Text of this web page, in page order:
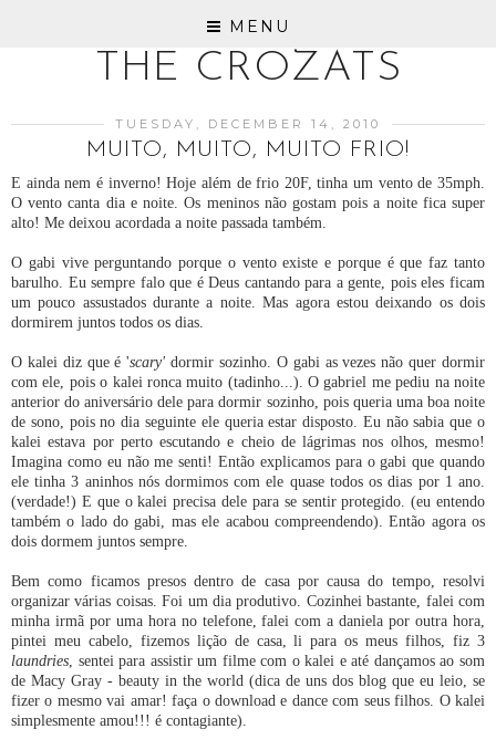
MENU
THE CROZATS
TUESDAY, DECEMBER 14, 2010
MUITO, MUITO, MUITO FRIO!
E ainda nem é inverno! Hoje além de frio 20F, tinha um vento de 35mph.
O vento canta dia e noite. Os meninos não gostam pois a noite fica super
alto! Me deixou acordada a noite passada também.
O gabi vive perguntando porque o vento existe e porque é que faz tanto
barulho. Eu sempre falo que é Deus cantando para a gente, pois eles ficam
um pouco assustados durante a noite. Mas agora estou deixando os dois
dormirem juntos todos os dias.
O kalei diz que é 'scary' dormir sozinho. O gabi as vezes não quer dormir
com ele, pois o kalei ronca muito (tadinho...). O gabriel me pediu na noite
anterior do aniversário dele para dormir sozinho, pois queria uma boa noite
de sono, pois no dia seguinte ele queria estar disposto. Eu não sabia que o
kalei estava por perto escutando e cheio de lágrimas nos olhos, mesmo!
Imagina como eu não me senti! Então explicamos para o gabi que quando
ele tinha 3 aninhos nós dormimos com ele quase todos os dias por 1 ano.
(verdade!) E que o kalei precisa dele para se sentir protegido. (eu entendo
também o lado do gabi, mas ele acabou compreendendo). Então agora os
dois dormem juntos sempre.
Bem como ficamos presos dentro de casa por causa do tempo, resolvi
organizar várias coisas. Foi um dia produtivo. Cozinhei bastante, falei com
minha irmã por uma hora no telefone, falei com a daniela por outra hora,
pintei meu cabelo, fizemos lição de casa, li para os meus filhos, fiz 3
laundries , sentei para assistir um filme com o kalei e até dançamos ao som
de Macy Gray - beauty in the world (dica de uns dos blog que eu leio, se
fizer o mesmo vai amar! faça o download e dance com seus filhos. O kalei
simplesmente amou!!! é contagiante).